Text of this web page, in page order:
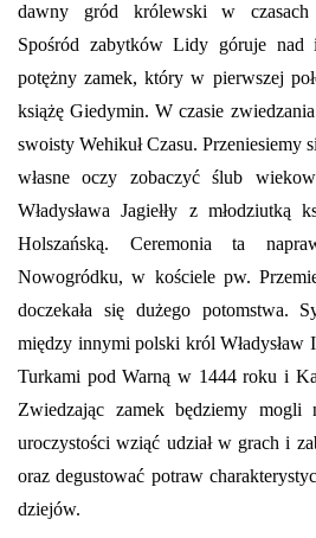
dawny gród królewski w czasach
Spośród zabytków Lidy góruje
potężny zamek, który w pierwszej
książę Giedymin. W czasie
swoisty Wehikuł Czasu. Przeniesiemy
własne oczy zobaczyć ślub
Władysława Jagiełły z młodziutką
Holszańską. Ceremonia ta
Nowogródku, w kościele pw.
doczekała się dużego potomstwa.
między innymi polski król
Turkami pod Warną w 1444 roku i
Zwiedzając zamek będziemy mogli
uroczystości wziąć udział w grach i
oraz degustować potraw
dziejów.